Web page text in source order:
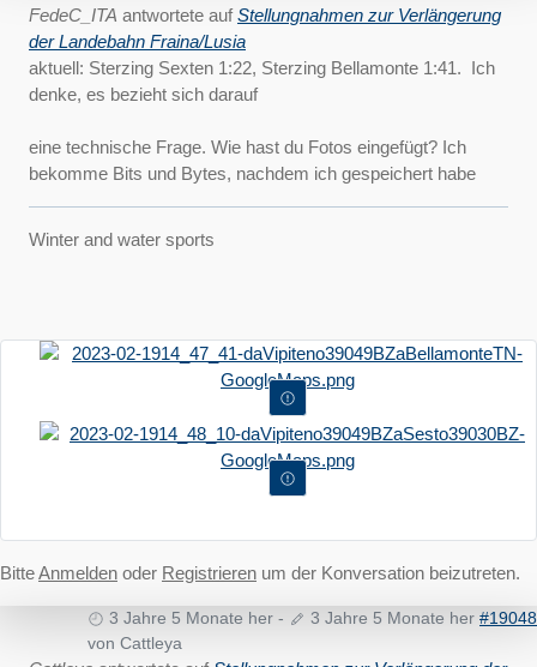
FedeC_ITA antwortete aufStellungnahmen zur Verlängerung
der Landebahn Fraina/Lusia
aktuell: Sterzing Sexten 1:22, Sterzing Bellamonte 1:41. Ich
denke, es bezieht sich darauf
eine technische Frage. Wie hast du Fotos eingefügt? Ich
bekomme Bits und Bytes, nachdem ich gespeichert habe
Winter and water sports
BitteAnmelden oder Registrieren um der Konversation beizutreten.
3 Jahre 5 Monate her - 3 Jahre 5 Monate her #19048
von Cattleya